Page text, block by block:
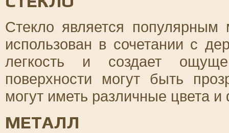
Стекло является
использован в сочетании с
легкость и создает
поверхности могут быть
могут иметь различные цвета
МЕТАЛЛ